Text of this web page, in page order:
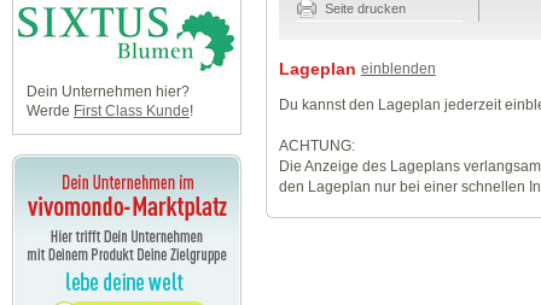
Dein Unternehmen hier?
Werde First Class Kunde!
Seite drucken
Lageplan einblenden
Du kannst den Lageplan jederzeit
ACHTUNG:
Die Anzeige des Lageplans
den Lageplan nur bei einer schnellen